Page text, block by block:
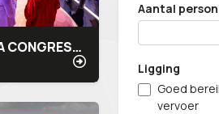
SUPERNOVA CONGRESCENTRUM
Aantal
Ligging
Goed
vervoer